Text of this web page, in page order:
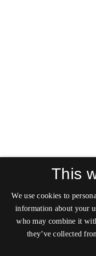
This
We use cookies to
information about your
who may combine it
they’ve collected